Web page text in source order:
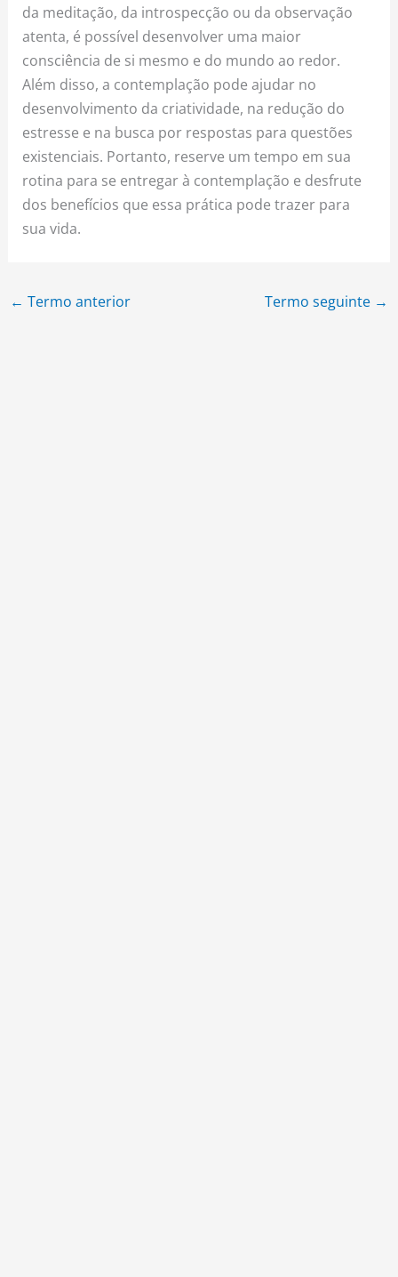
da meditação, da introspecção ou da observação
atenta, é possível desenvolver uma maior
consciência de si mesmo e do mundo ao redor.
Além disso, a contemplação pode ajudar no
desenvolvimento da criatividade, na redução do
estresse e na busca por respostas para questões
existenciais. Portanto, reserve um tempo em sua
rotina para se entregar à contemplação e desfrute
dos benefícios que essa prática pode trazer para
sua vida.
← Termo anterior Termo seguinte →